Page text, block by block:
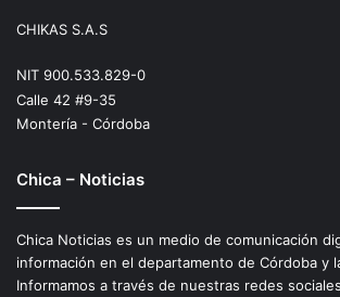
CHIKAS S.A.S
NIT 900.533.829-0
Calle 42 #9-35
Montería - Córdoba
Chica – Noticias
Chica Noticias es un medio de comunicación
información en el departamento de Córdoba y
Informamos a través de nuestras redes